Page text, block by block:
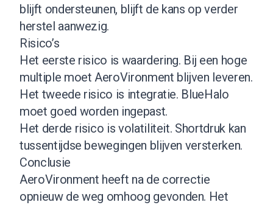
blijft ondersteunen, blijft de kans op verder
herstel aanwezig.
Risico’s
Het eerste risico is waardering. Bij een hoge
multiple moet AeroVironment blijven leveren.
Het tweede risico is integratie. BlueHalo
moet goed worden ingepast.
Het derde risico is volatiliteit. Shortdruk kan
tussentijdse bewegingen blijven versterken.
Conclusie
AeroVironment heeft na de correctie
opnieuw de weg omhoog gevonden. Het